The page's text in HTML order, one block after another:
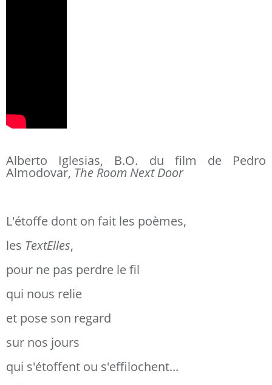
Alberto Iglesias, B.O. du film de Pedro
Almodovar, The Room Next Door
L'étoffe dont on fait les poèmes,
les TextElles,
pour ne pas perdre le fil
qui nous relie
et pose son regard
sur nos jours
qui s'étoffent ou s'effilochent...